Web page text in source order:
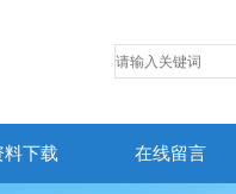
料下载 在线留言